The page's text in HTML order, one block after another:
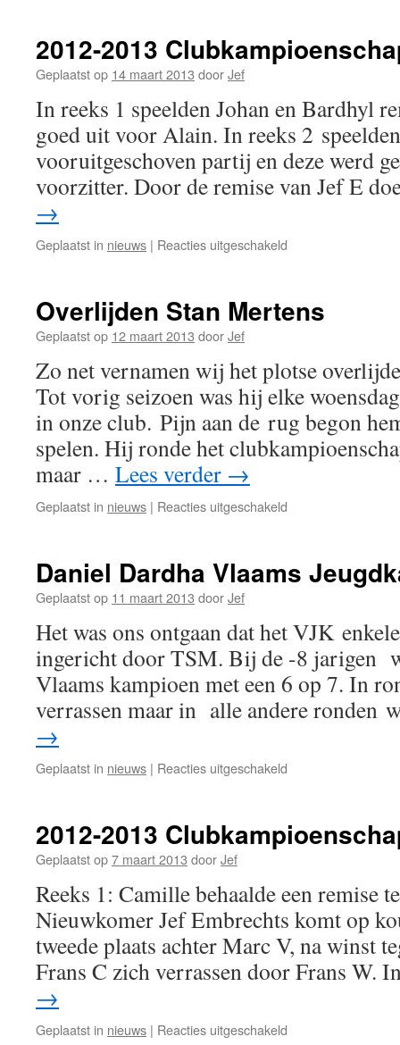
2012-2013
Geplaatst op 14 maart 2013 doorJef
In reeks 1 speelden Johan en Bardhyl
goed uit voor Alain. In reeks 2
vooruitgeschoven partij en deze werd
voorzitter. Door de remise van Jef E
→
Geplaatst in nieuws | Reacties uitgeschakeld
Overlijden Stan Mertens
Geplaatst op 12 maart 2013 doorJef
Zo net vernamen wij het plotse
Tot vorig seizoen was hij elke
in onze club. Pijn aan de rug begon
spelen. Hij ronde het
maar … Lees verder →
Geplaatst in nieuws | Reacties uitgeschakeld
Daniel Dardha Vlaams
Geplaatst op 11 maart 2013 doorJef
Het was ons ontgaan dat het VJK
ingericht door TSM. Bij de -8 jarigen
Vlaams kampioen met een 6 op 7. In
verrassen maar in alle andere
→
Geplaatst in nieuws | Reacties uitgeschakeld
Jeugdkampioen
2012-2013
Geplaatst op7 maart 2013 doorJef
Reeks 1: Camille behaalde een remise
Nieuwkomer Jef Embrechts komt op
tweede plaats achter Marc V, na winst
Frans C zich verrassen door Frans W.
→
Geplaatst in nieuws | Reacties uitgeschakeld